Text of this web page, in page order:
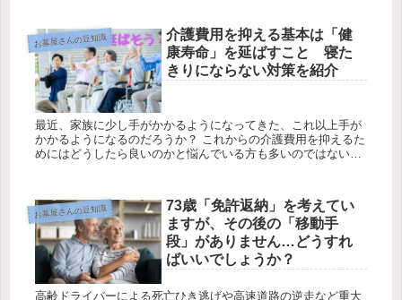
お墓屋さんの豆知識
介護費用を抑える基本は「健
康寿命」を延ばすこと 寝た
きりにならない対策を紹介
最近、家族に少し手がかかるようになってきた、これ以上手が
かかるようになるのだろうか？ これからの介護費用を抑えるた
めにはどうしたら良いのかと悩んでいる方も多いのではないで
お墓屋さんの豆知識
73歳「免許返納」を考えてい
ますが、その後の「移動手
段」がありません…どうすれ
ばいいでしょうか？
高齢ドライバーによる死亡ひき逃げや高速道路の逆走など重大